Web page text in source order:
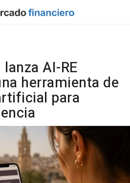
AI-RE
herramienta de
para